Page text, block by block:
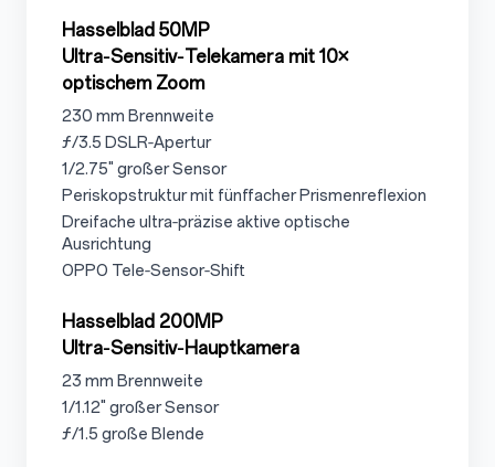
3.1.1
Hasselblad 50MP
Ultra‑Sensitiv‑Telekamera mit 10×
optischem Zoom
3.1.1.1
230 mm Brennweite
3.1.1.2
ƒ/3.5 DSLR‑Apertur
3.1.1.3
1/2.75" großer Sensor
3.1.1.4
Periskopstruktur mit fünffacher Prismenreflexion
3.1.15
Dreifache ultra‑präzise aktive optische
Ausrichtung
3.1.1.6
OPPO Tele‑Sensor‑Shift
3.1.2
Hasselblad 200MP
Ultra‑Sensitiv‑Hauptkamera
3.1.2.1
23 mm Brennweite
3.1.2.2
1/1.12" großer Sensor
3.1.2.3
ƒ/1.5 große Blende